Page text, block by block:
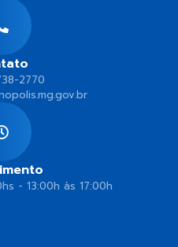
2770
- 13:00h às 17:00h